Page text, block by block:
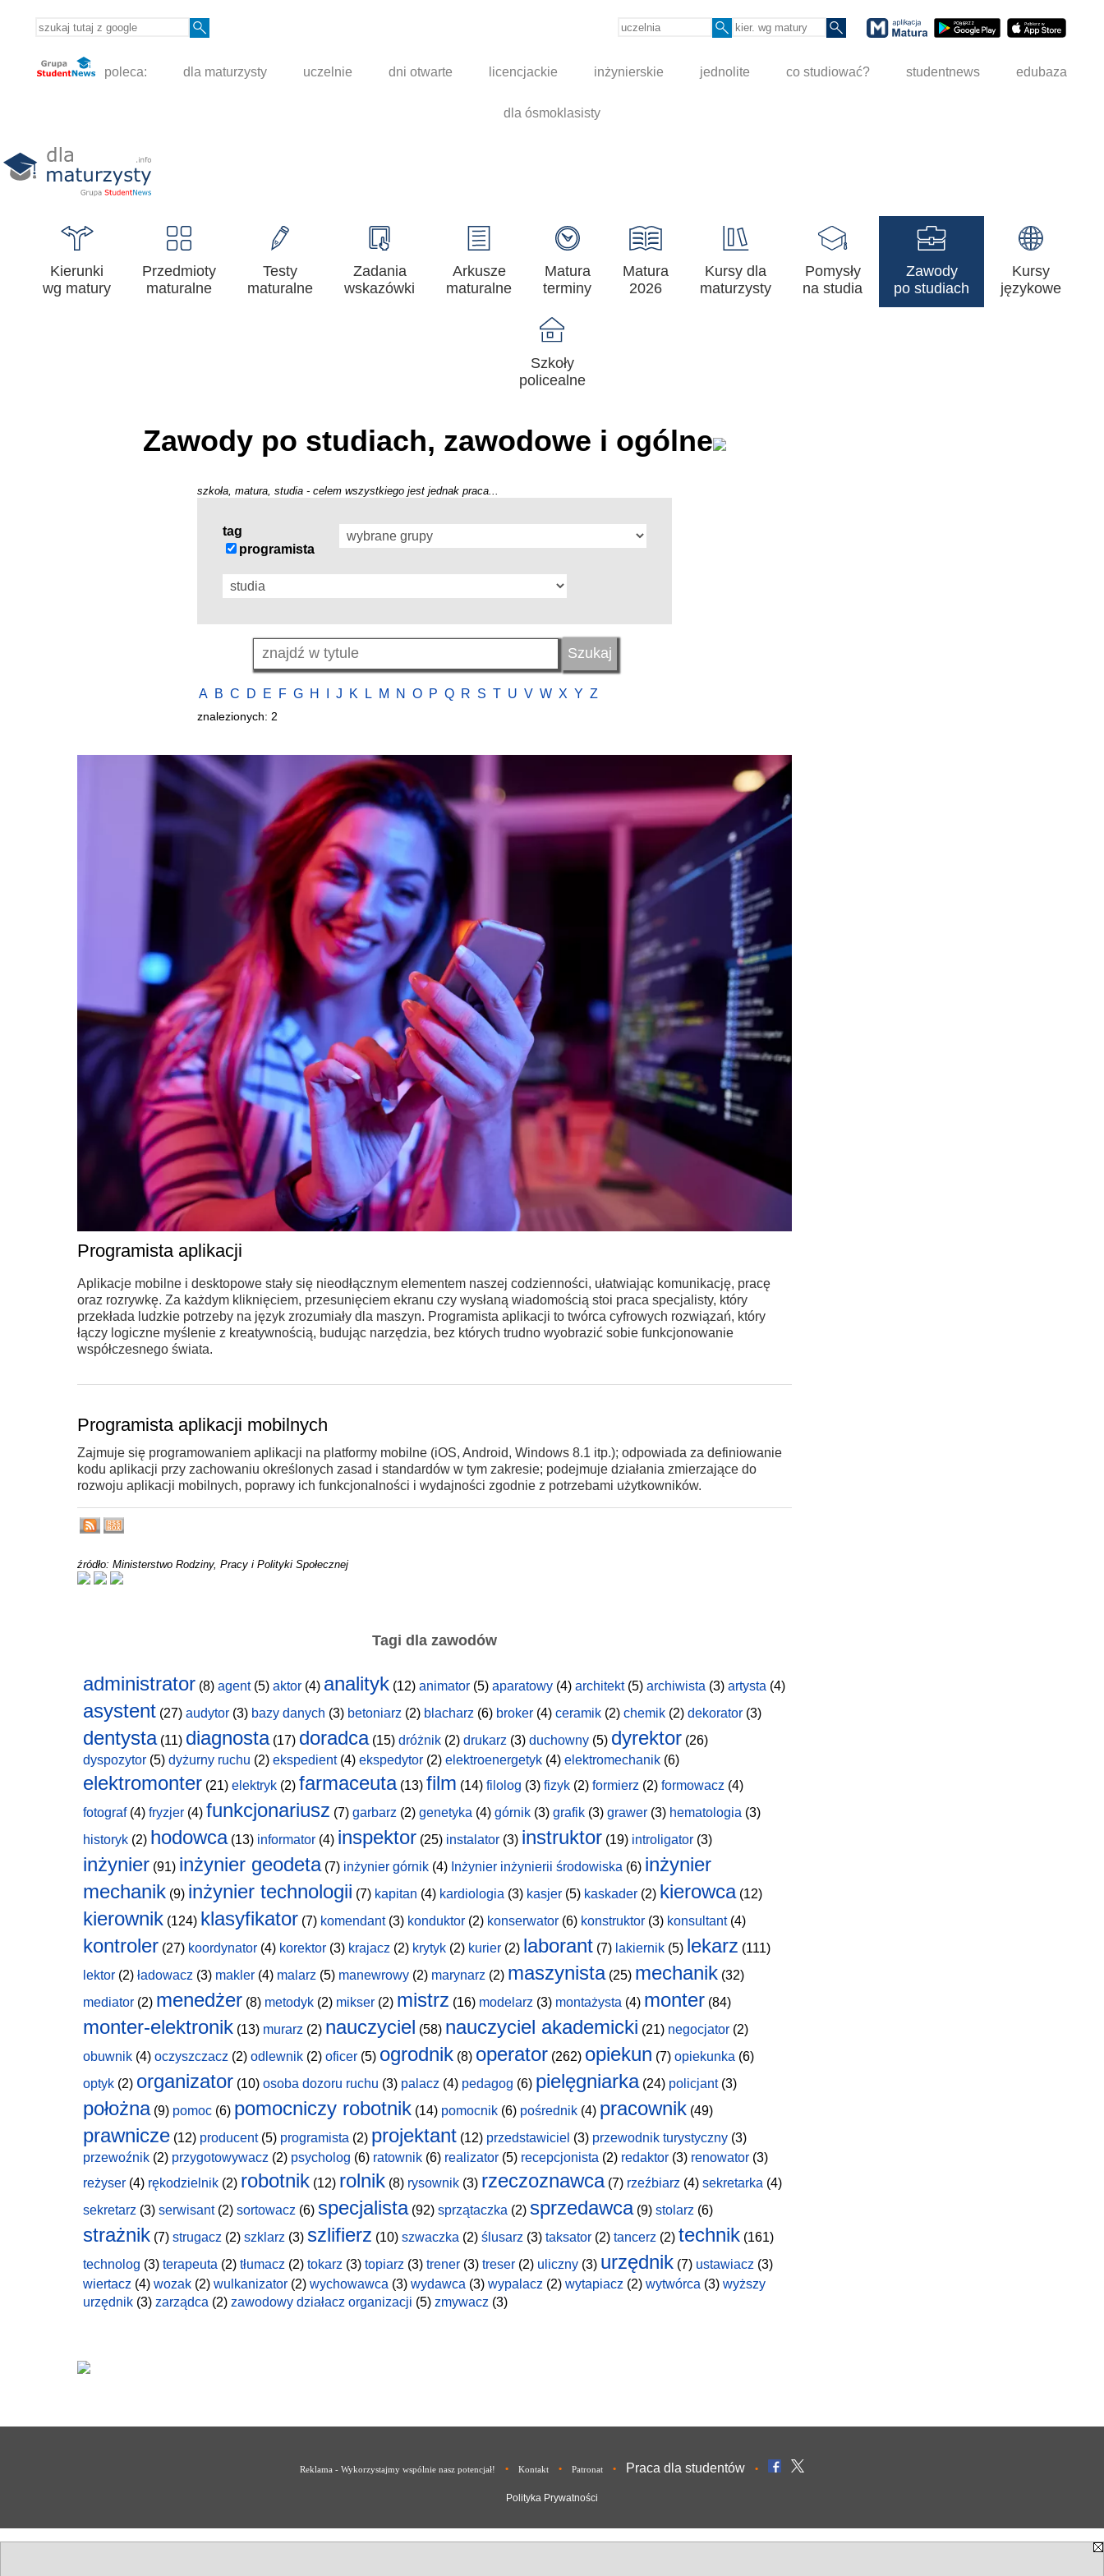
poleca: dla maturzysty uczelnie dni otwarte licencjackie inżynierskie jednolite co studiować? studentnews edubaza
dla ósmoklasisty
Kierunki
wg matury
Przedmioty
maturalne
Testy
maturalne
Zadania
wskazówki
Arkusze
maturalne
Matura
terminy
Matura
2026
Kursy dla
maturzysty
Pomysły
na studia
Zawody
po studiach
Kursy
językowe
Szkoły
policealne
Zawody po studiach, zawodowe i ogólne
szkoła, matura, studia - celem wszystkiego jest jednak praca...
tag
programista
A B C D E F G H J K L M N O P Q R S T U V W X Y Z
znalezionych: 2
Programista aplikacji
Aplikacje mobilne i desktopowe stały się nieodłącznym elementem naszej codzienności, ułatwiając komunikację, pracę
oraz rozrywkę. Za każdym kliknięciem, przesunięciem ekranu czy wysłaną wiadomością stoi praca specjalisty, który
przekłada ludzkie potrzeby na język zrozumiały dla maszyn. Programista aplikacji to twórca cyfrowych rozwiązań, który
łączy logiczne myślenie z kreatywnością, budując narzędzia, bez których trudno wyobrazić sobie funkcjonowanie
współczesnego świata.
Programista aplikacji mobilnych
Zajmuje się programowaniem aplikacji na platformy mobilne (iOS, Android, Windows 8.1 itp.); odpowiada za definiowanie
kodu aplikacji przy zachowaniu określonych zasad i standardów w tym zakresie; podejmuje działania zmierzające do
rozwoju aplikacji mobilnych, poprawy ich funkcjonalności i wydajności zgodnie z potrzebami użytkowników.
źródło: Ministerstwo Rodziny, Pracy i Polityki Społecznej
Tagi dla zawodów
administrator (8) agent(5) aktor (4) analityk (12) animator (5) aparatowy (4) architekt(5) archiwista (3) artysta (4)
asystent (27) audytor (3) bazy danych (3) betoniarz (2) blacharz (6) broker (4) ceramik (2) chemik (2) dekorator (3)
dentysta(11) diagnosta(17) doradca(15) dróżnik (2) drukarz (3) duchowny (5) dyrektor (26)
dyspozytor (5) dyżurny ruchu (2) ekspedient(4) ekspedytor (2) elektroenergetyk (4) elektromechanik (6)
elektromonter (21) elektryk (2) farmaceuta(13) film (14) filolog (3) fizyk (2) formierz (2) formowacz (4)
fotograf(4) fryzjer (4) funkcjonariusz (7) garbarz (2) genetyka (4) górnik (3) grafik (3) grawer (3) hematologia (3)
historyk (2) hodowca(13) informator (4) inspektor (25) instalator (3) instruktor (19) introligator (3)
inżynier (91) inżynier geodeta(7) inżynier górnik (4) Inżynier inżynierii środowiska (6) inżynier
mechanik (9) inżynier technologii (7) kapitan (4) kardiologia (3) kasjer (5) kaskader (2) kierowca(12)
kierownik (124) klasyfikator (7) komendant(3) konduktor (2) konserwator (6) konstruktor (3) konsultant(4)
kontroler (27) koordynator (4) korektor (3) krajacz (2) krytyk (2) kurier (2) laborant (7) lakiernik (5) lekarz (111)
lektor (2) ładowacz (3) makler (4) malarz (5) manewrowy (2) marynarz (2) maszynista(25) mechanik (32)
mediator (2) menedżer (8) metodyk (2) mikser (2) mistrz (16) modelarz (3) montażysta (4) monter (84)
monter-elektronik (13) murarz (2) nauczyciel (58) nauczyciel akademicki (21) negocjator (2)
obuwnik (4) oczyszczacz (2) odlewnik (2) oficer (5) ogrodnik (8) operator (262) opiekun (7) opiekunka (6)
optyk (2) organizator (10) osoba dozoru ruchu (3) palacz (4) pedagog (6) pielęgniarka(24) policjant(3)
położna(9) pomoc (6) pomocniczy robotnik (14) pomocnik (6) pośrednik (4) pracownik (49)
prawnicze (12) producent(5) programista (2) projektant (12) przedstawiciel (3) przewodnik turystyczny (3)
przewoźnik (2) przygotowywacz (2) psycholog (6) ratownik (6) realizator (5) recepcjonista (2) redaktor (3) renowator (3)
reżyser (4) rękodzielnik (2) robotnik (12) rolnik (8) rysownik (3) rzeczoznawca(7) rzeźbiarz (4) sekretarka (4)
sekretarz (3) serwisant(2) sortowacz (6) specjalista(92) sprzątaczka (2) sprzedawca(9) stolarz (6)
strażnik (7) strugacz (2) szklarz (3) szlifierz (10) szwaczka (2) ślusarz (3) taksator (2) tancerz (2) technik (161)
technolog (3) terapeuta (2) tłumacz (2) tokarz (3) topiarz (3) trener (3) treser (2) uliczny (3) urzędnik (7) ustawiacz (3)
wiertacz (4) wozak (2) wulkanizator (2) wychowawca (3) wydawca (3) wypalacz (2) wytapiacz (2) wytwórca (3) wyższy
urzędnik (3) zarządca (2) zawodowy działacz organizacji (5) zmywacz (3)
Reklama - Wykorzystajmy wspólnie nasz potencjał! • Kontakt • Patronat • Praca dla studentów •
Polityka Prywatności